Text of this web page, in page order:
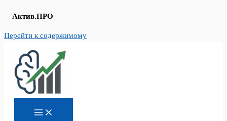
Актив.ПРО
Перейти к содержимому